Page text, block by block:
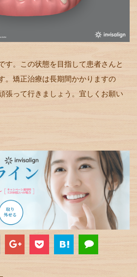
す。この状態を目指して患者さんと
。矯正治療は長期間かかりますの
張って行きましょう。宜しくお願い